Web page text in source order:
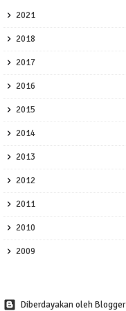
2021
2018
2017
2016
2015
2014
2013
2012
2011
2010
2009
Diberdayakan oleh Blogger